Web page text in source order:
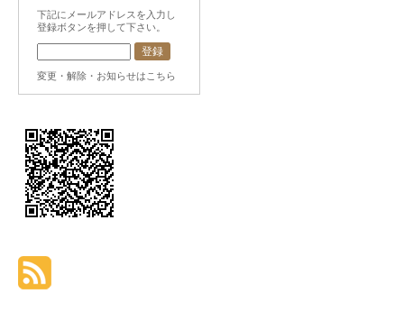
下記にメールアドレスを入力し
登録ボタンを押して下さい。
変更・解除・お知らせはこちら